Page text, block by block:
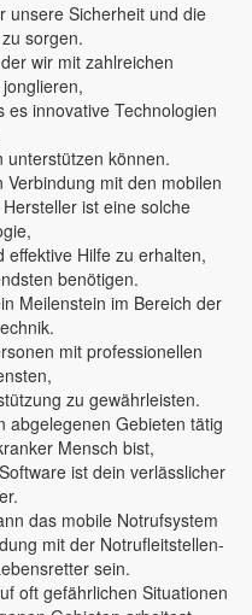
unsere Sicherheit und die
sorgen.
wir mit zahlreichen
innovative Technologien
unterstützen können.
mit den mobilen
ist eine solche
Hilfe zu erhalten,
benötigen.
Meilenstein im Bereich der
mit professionellen
zu gewährleisten.
abgelegenen Gebieten tätig
Mensch bist,
ist dein verlässlicher
das mobile Notrufsystem
mit der Notrufleitstellen-
sein.
oft gefährlichen Situationen